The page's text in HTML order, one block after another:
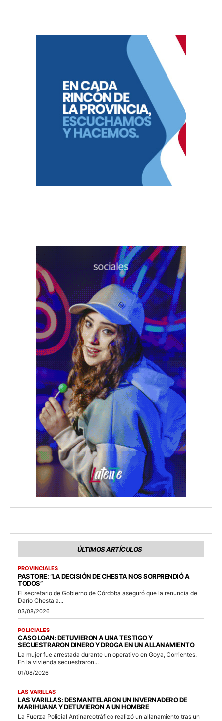
ÚLTIMOS ARTÍCULOS
PROVINCIALES
PASTORE: “LA DECISIÓN DE CHESTA NOS SORPRENDIÓ A
TODOS”
El secretario de Gobierno de Córdoba aseguró que la renuncia de
Darío Chesta a...
03/08/2026
POLICIALES
CASO LOAN: DETUVIERON A UNA TESTIGO Y
SECUESTRARON DINERO Y DROGA EN UN ALLANAMIENTO
La mujer fue arrestada durante un operativo en Goya, Corrientes.
En la vivienda secuestraron...
01/08/2026
LAS VARILLAS
LAS VARILLAS: DESMANTELARON UN INVERNADERO DE
MARIHUANA Y DETUVIERON A UN HOMBRE
La Fuerza Policial Antinarcotráfico realizó un allanamiento tras un